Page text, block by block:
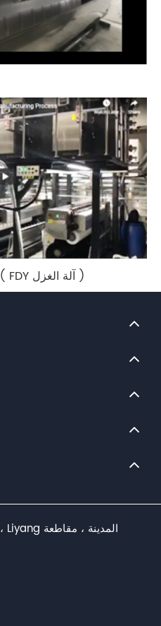
عملية تصنيع كامل تمتد الغزل ( FDY آلة الغزل )